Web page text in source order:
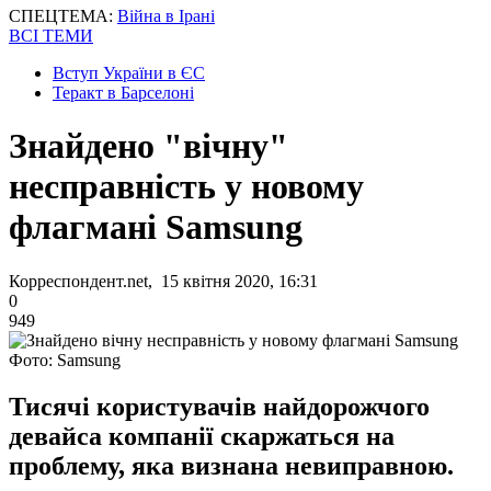
СПЕЦТЕМА: Війна в Ірані
ВСІ ТЕМИ
Вступ України в ЄС
Теракт в Барселоні
Знайдено "вічну"
несправність у новому
флагмані Samsung
Корреспондент.net, 15 квітня 2020, 16:31
0
949
Фото: Samsung
Тисячі користувачів найдорожчого
девайса компанії скаржаться на
проблему, яка визнана невиправною.